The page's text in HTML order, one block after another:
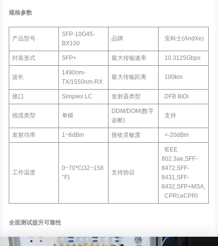
规格参数
产品型号
SFP-10G45-
BX100
品牌 安科士(AndXe)
封装形式 SFP+ 最大传输速率 10.3125Gbps
波长
1490nm-
TX/1550nm-RX
最大传输距离 100km
接口 Simplex LC 发射器类型 DFB BiDi
线缆类型 单模
DDM/DOM(数字
诊断)
支持
发射功率 1~6dBm 接收灵敏度 <-20dBm
工作温度
0~70℃(32~158
°F)
支持协议
IEEE
802.3ae,SFF-
8472,SFF-
8431,SFF-
8432,SFP+MSA,
CPRI,eCPRI
全面测试提升可靠性